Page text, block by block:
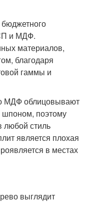
и МДФ.
материалов,
благодаря
гаммы и
МДФ облицовывают
шпоном, поэтому
любой стиль
является плохая
в местах
выглядит